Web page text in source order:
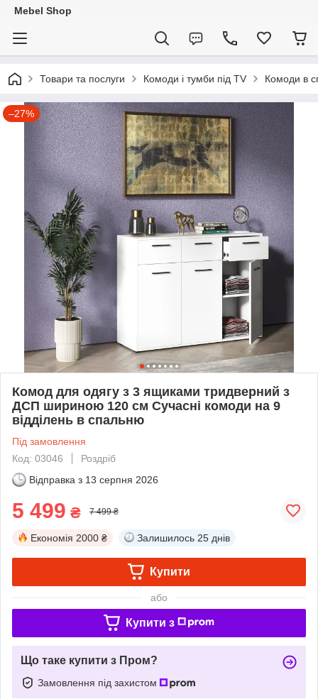
Mebel Shop
Товари та послуги Комоди і тумби під TV Комоди в
–27%
Комод для одягу з 3 ящиками тридверний з
ДСП шириною 120 см Сучасні комоди на 9
відділень в спальню
Під замовлення
Код: 03046
Роздріб
Відправка з 13 серпня 2026
5 499 ₴ 7 499 ₴
Економія 2000 ₴ Залишилось 25 днів
Купити
або
Купити з
Що таке купити з Пром?
Замовлення під захистом